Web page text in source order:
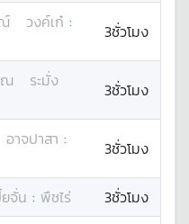
วงค์เก๋ :
3ชั่วโมง
ณ
ระมั่ง
3ชั่วโมง
อาจปาสา :
3ชั่วโมง
ยจั่น : พืชไร่
3ชั่วโมง